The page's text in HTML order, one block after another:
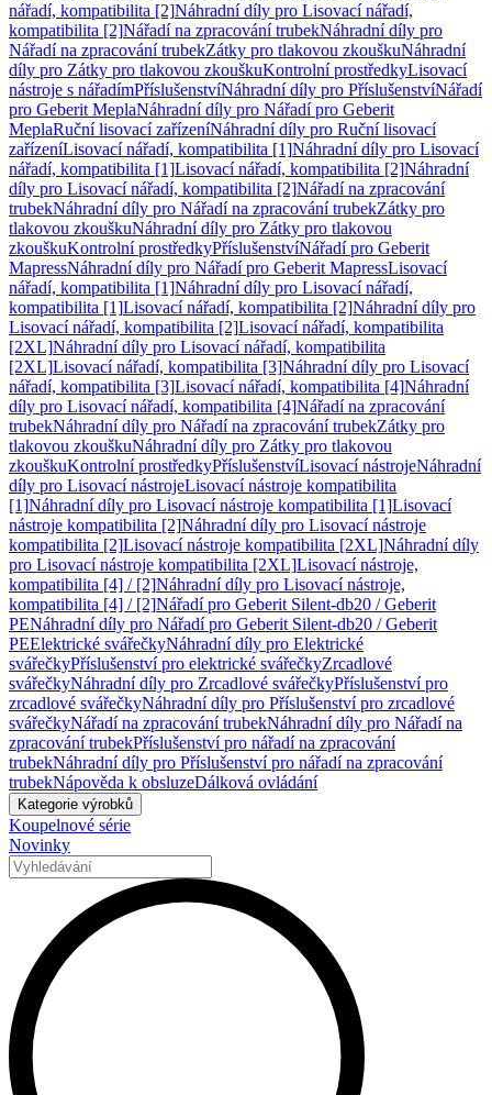
nářadí, kompatibilita [2]Náhradní díly pro Lisovací nářadí,
kompatibilita [2]Nářadí na zpracování trubekNáhradní díly pro
Nářadí na zpracování trubekZátky pro tlakovou zkouškuNáhradní
díly pro Zátky pro tlakovou zkouškuKontrolní prostředkyLisovací
nástroje s nářadímPříslušenstvíNáhradní díly pro PříslušenstvíNářadí
pro Geberit MeplaNáhradní díly pro Nářadí pro Geberit
MeplaRuční lisovací zařízeníNáhradní díly pro Ruční lisovací
zařízeníLisovací nářadí, kompatibilita [1]Náhradní díly pro Lisovací
nářadí, kompatibilita [1]Lisovací nářadí, kompatibilita [2]Náhradní
díly pro Lisovací nářadí, kompatibilita [2]Nářadí na zpracování
trubekNáhradní díly pro Nářadí na zpracování trubekZátky pro
tlakovou zkouškuNáhradní díly pro Zátky pro tlakovou
zkouškuKontrolní prostředkyPříslušenstvíNářadí pro Geberit
MapressNáhradní díly pro Nářadí pro Geberit MapressLisovací
nářadí, kompatibilita [1]Náhradní díly pro Lisovací nářadí,
kompatibilita [1]Lisovací nářadí, kompatibilita [2]Náhradní díly pro
Lisovací nářadí, kompatibilita [2]Lisovací nářadí, kompatibilita
[2XL]Náhradní díly pro Lisovací nářadí, kompatibilita
[2XL]Lisovací nářadí, kompatibilita [3]Náhradní díly pro Lisovací
nářadí, kompatibilita [3]Lisovací nářadí, kompatibilita [4]Náhradní
díly pro Lisovací nářadí, kompatibilita [4]Nářadí na zpracování
trubekNáhradní díly pro Nářadí na zpracování trubekZátky pro
tlakovou zkouškuNáhradní díly pro Zátky pro tlakovou
zkouškuKontrolní prostředkyPříslušenstvíLisovací nástrojeNáhradní
díly pro Lisovací nástrojeLisovací nástroje kompatibilita
[1]Náhradní díly pro Lisovací nástroje kompatibilita [1]Lisovací
nástroje kompatibilita [2]Náhradní díly pro Lisovací nástroje
kompatibilita [2]Lisovací nástroje kompatibilita [2XL]Náhradní díly
pro Lisovací nástroje kompatibilita [2XL]Lisovací nástroje,
kompatibilita [4] / [2]Náhradní díly pro Lisovací nástroje,
kompatibilita [4] / [2]Nářadí pro Geberit Silent-db20 / Geberit
PENáhradní díly pro Nářadí pro Geberit Silent-db20 / Geberit
PEElektrické svářečkyNáhradní díly pro Elektrické
svářečkyPříslušenství pro elektrické svářečkyZrcadlové
svářečkyNáhradní díly pro Zrcadlové svářečkyPříslušenství pro
zrcadlové svářečkyNáhradní díly pro Příslušenství pro zrcadlové
svářečkyNářadí na zpracování trubekNáhradní díly pro Nářadí na
zpracování trubekPříslušenství pro nářadí na zpracování
trubekNáhradní díly pro Příslušenství pro nářadí na zpracování
trubekNápověda k obsluzeDálková ovládání
Kategorie výrobků
Koupelnové série
Novinky